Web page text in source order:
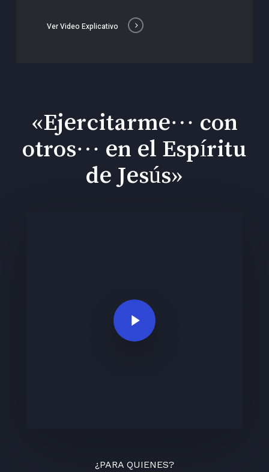
Ver Video Explicativo
«Ejercitarme… con
otros… en el Espíritu
de Jesús»
Play Video
¿PARA QUIENES?